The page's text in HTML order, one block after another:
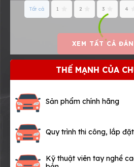
Tất cả 1 2 3 4
XEM TẤT CẢ
THẾ MẠNH CỦA
Sản phẩm chính hãng
Quy trình thi công, lắp
Kỹ thuật viên tay nghề